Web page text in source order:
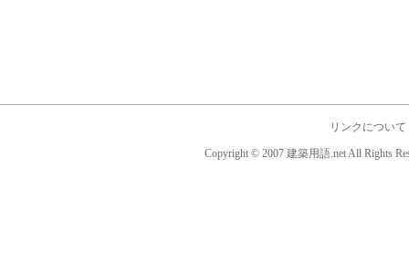
リンクについて
Copyright © 2007 建築用語.net All Rights